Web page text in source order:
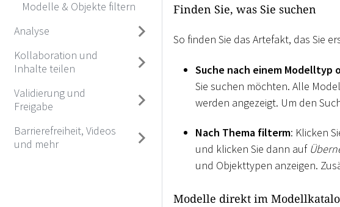
Modelle & Objekte filtern
Analyse
Kollaboration und
Inhalte teilen
Validierung und
Freigabe
Barrierefreiheit, Videos
und mehr
Finden Sie, was Sie suchen
So finden Sie das Artefakt, das Sie
Suche nach einem Modelltyp
Sie suchen möchten. Alle
werden angezeigt. Um den
Nach Thema filterm: Klicken
und klicken Sie dann auf
und Objekttypen anzeigen.
Modelle direkt im